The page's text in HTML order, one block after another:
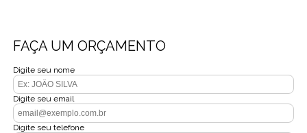
FAÇA UM ORÇAMENTO
Digite seu nome
Digite seu email
Digite seu telefone